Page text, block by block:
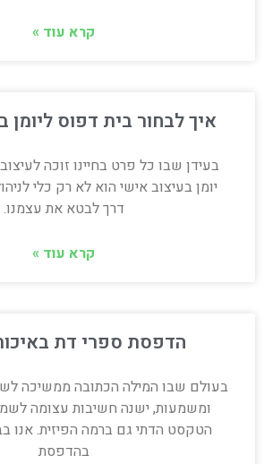
קרא עוד »
איך לבחור בית דפוס ליומן
בעידן שבו כל פרט בחיינו זוכה
יומן בעיצוב אישי הוא לא רק כלי
דרך לבטא את עצמנו.
קרא עוד »
הדפסת ספרי דת
בעולם שבו המילה הכתובה ממשיכה
ומשמעות, ישנה חשיבות עצומה
הטקסט הדתי גם ברמה הפיזית. אנו
בהדפסת